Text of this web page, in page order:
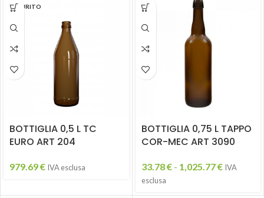
ESAURITO
BOTTIGLIA 0,5 L TC
EURO ART 204
979.69€ IVA esclusa
BOTTIGLIA 0,75 L TAPPO
COR-MEC ART 3090
33.78€ - 1,025.77€ IVA
esclusa